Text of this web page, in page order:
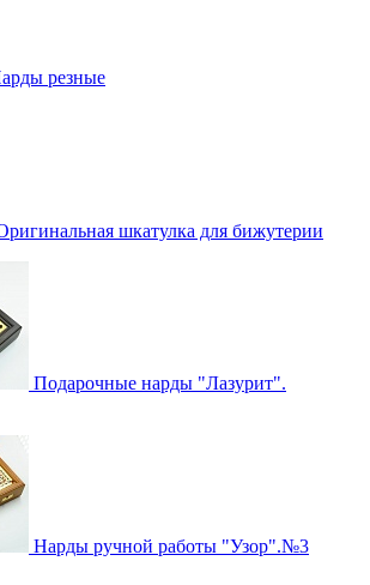
резные
шкатулка для бижутерии
Подарочные нарды "Лазурит".
Нарды ручной работы "Узор".№3